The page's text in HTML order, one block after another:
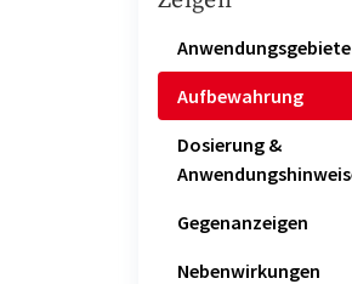
Anwendungsgebiete
Aufbewahrung
Dosierung &
Gegenanzeigen
Nebenwirkungen